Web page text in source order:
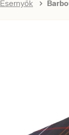
Esernyők